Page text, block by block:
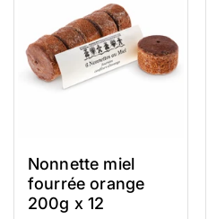
Nonnette miel
fourrée orange
200g x 12